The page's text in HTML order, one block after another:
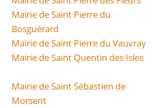
Mairie de Saint Pierre du
Bosguérard
Mairie de Saint Pierre du Vauvray
Mairie de Saint Quentin des Isles
Mairie de Saint Sébastien de
Morsent